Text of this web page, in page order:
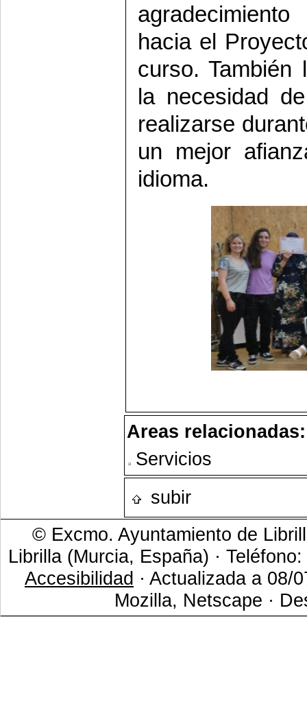
hacia el
curso. También
la necesidad
realizarse
un mejor
idioma.
Areas relacionadas:
Servicios
subir
© Excmo. Ayuntamiento de
Librilla (Murcia, España) ·
Accesibilidad · Actualizada a 08/
Mozilla, Netscape ·